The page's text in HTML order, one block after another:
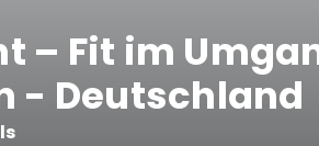
– Fit im
- Deutschland